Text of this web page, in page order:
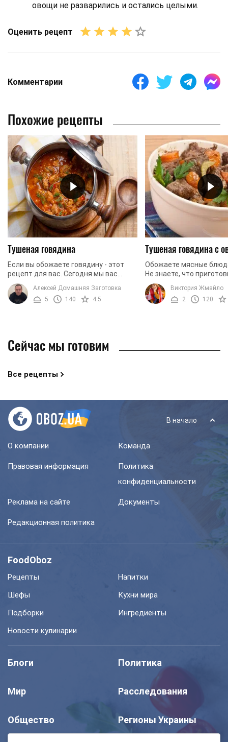
овощи не разварились и остались целыми.
Оценить рецепт
Комментарии
Похожие рецепты
Тушеная говядина
Если вы обожаете говядину - этот
рецепт для вас. Сегодня мы вас
порадуем тушеной говядиной,
которая выйдет очень нежной,
мягкой и ароматной. Кроме ...
Алексей Домашняя Заготовка
5
140 4.5
Тушеная говядина с
Обожаете мясные
Не знаете, что
Хотите порадовать
едой из говядины?
тушеной ...
Виктория Жмайло
2
120
Сейчас мы готовим
Все рецепты
В начало
О компании Команда
Правовая информация
Политика
конфиденциальности
Реклама на сайте Документы
Редакционная политика
FoodOboz
Рецепты
Напитки
Шефы
Кухни мира
Подборки
Ингредиенты
Новости кулинарии
Блоги Политика
Мир Расследования
Общество Регионы Украины